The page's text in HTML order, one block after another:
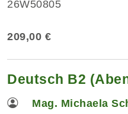
26W50805
209,00 €
Deutsch B2
Mag. Michaela